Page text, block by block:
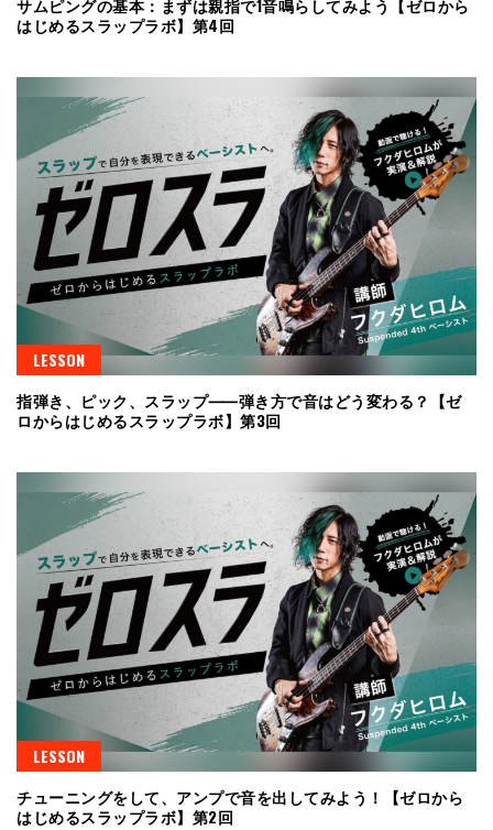
サムピングの基本：まずは親指で1音鳴らしてみよう【ゼロから
はじめるスラップラボ】第4回
LESSON
指弾き、ピック、スラップ⸺弾き方で音はどう変わる？【ゼ
ロからはじめるスラップラボ】第3回
LESSON
チューニングをして、アンプで音を出してみよう！【ゼロから
はじめるスラップラボ】第2回